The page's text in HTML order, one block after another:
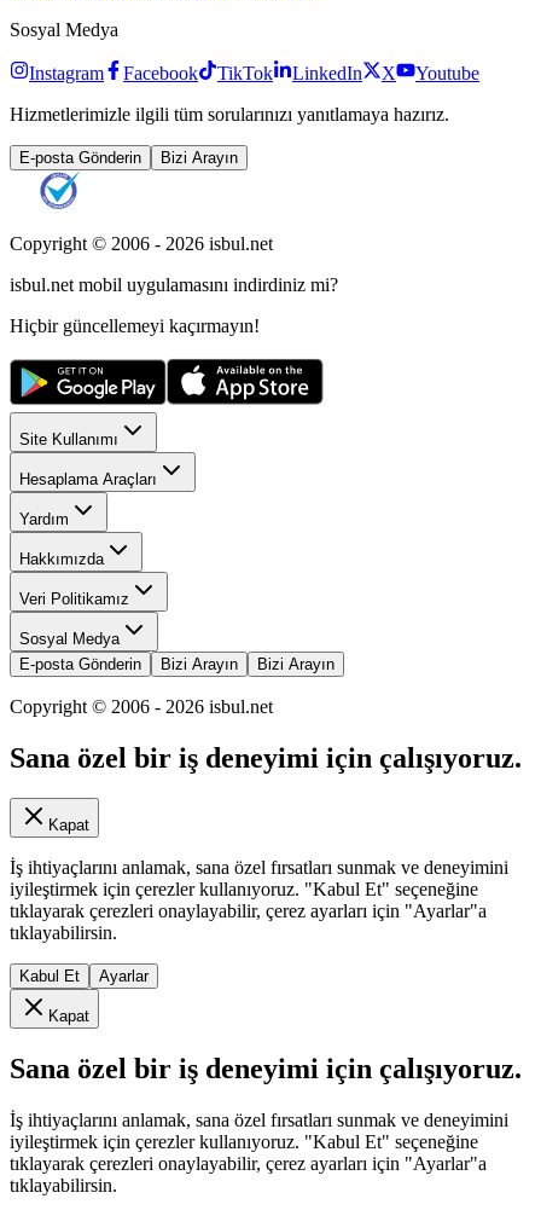
Sosyal Medya
Instagram Facebook TikTok LinkedIn X
Youtube
Hizmetlerimizle ilgili tüm sorularınızı yanıtlamaya hazırız.
E-posta Gönderin Bizi Arayın
Copyright © 2006 - 2026 isbul.net
isbul.net mobil uygulamasını indirdiniz mi?
Hiçbir güncellemeyi kaçırmayın!
Site Kullanımı
Hesaplama Araçları
Yardım
Hakkımızda
Veri Politikamız
Sosyal Medya
E-posta Gönderin
Bizi Arayın Bizi Arayın
Copyright © 2006 - 2026 isbul.net
Sana özel bir iş deneyimi için çalışıyoruz.
Kapat
İş ihtiyaçlarını anlamak, sana özel fırsatları sunmak ve deneyimini
iyileştirmek için çerezler kullanıyoruz. "Kabul Et" seçeneğine
tıklayarak çerezleri onaylayabilir, çerez ayarları için "Ayarlar"a
tıklayabilirsin.
Kabul Et Ayarlar
Kapat
Sana özel bir iş deneyimi için çalışıyoruz.
İş ihtiyaçlarını anlamak, sana özel fırsatları sunmak ve deneyimini
iyileştirmek için çerezler kullanıyoruz. "Kabul Et" seçeneğine
tıklayarak çerezleri onaylayabilir, çerez ayarları için "Ayarlar"a
tıklayabilirsin.